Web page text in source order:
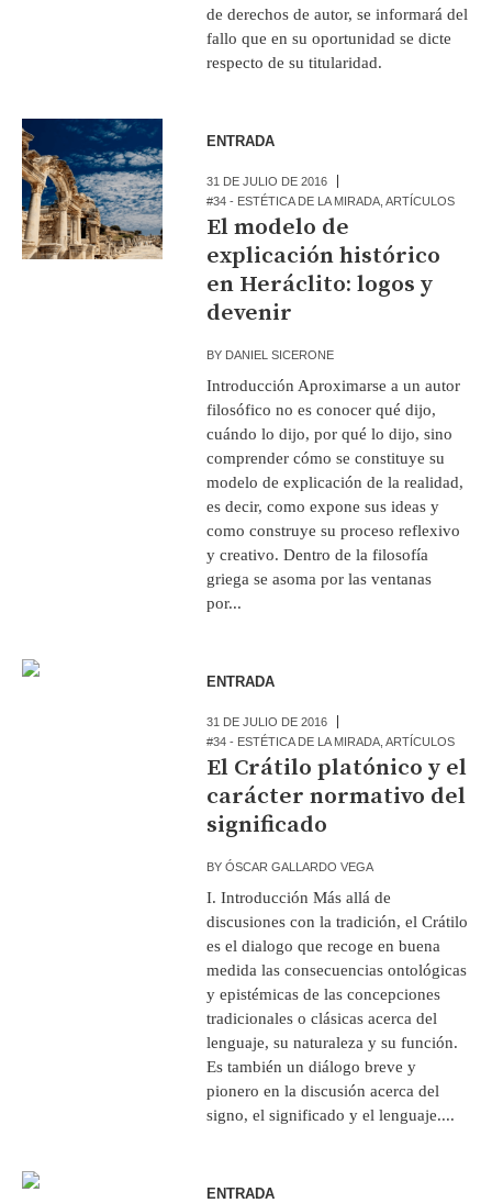
de derechos de autor, se informará del
fallo que en su oportunidad se dicte
respecto de su titularidad.
ENTRADA
31 DE JULIO DE 2016
#34 - ESTÉTICA DE LA MIRADA ,ARTÍCULOS
El modelo de
explicación histórico
en Heráclito: logos y
devenir
BY DANIEL SICERONE
Introducción Aproximarse a un autor
filosófico no es conocer qué dijo,
cuándo lo dijo, por qué lo dijo, sino
comprender cómo se constituye su
modelo de explicación de la realidad,
es decir, como expone sus ideas y
como construye su proceso reflexivo
y creativo. Dentro de la filosofía
griega se asoma por las ventanas
por...
ENTRADA
31 DE JULIO DE 2016
#34 - ESTÉTICA DE LA MIRADA ,ARTÍCULOS
El Crátilo platónico y el
carácter normativo del
significado
BYÓSCAR GALLARDO VEGA
I. Introducción Más allá de
discusiones con la tradición, el Crátilo
es el dialogo que recoge en buena
medida las consecuencias ontológicas
y epistémicas de las concepciones
tradicionales o clásicas acerca del
lenguaje, su naturaleza y su función.
Es también un diálogo breve y
pionero en la discusión acerca del
signo, el significado y el lenguaje....
ENTRADA